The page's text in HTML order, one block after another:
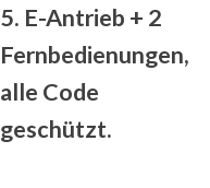
5. E-Antrieb + 2
Fernbedienungen,
alle Code
geschützt.